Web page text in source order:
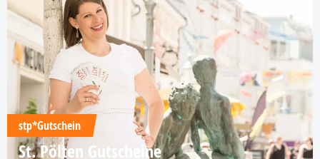
stp*Gutschein
St. Pölten Gutscheine